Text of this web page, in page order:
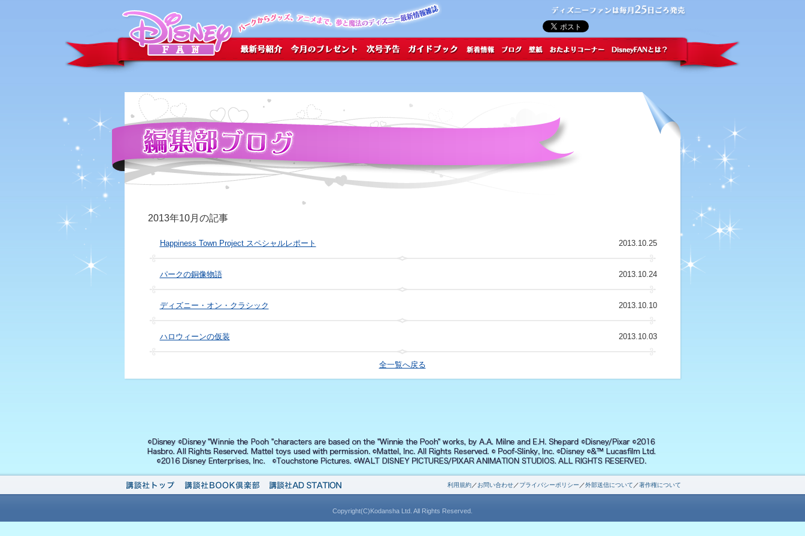
2013年10月の記事
2013.10.25
Happiness Town Project スペシャルレポート
2013.10.24
パークの銅像物語
2013.10.10
ディズニー・オン・クラシック
2013.10.03
ハロウィーンの仮装
全一覧へ戻る
利用規約／お問い合わせ／プライバシーポリシー ／外部送信について ／著作権について
Copyright(C)Kodansha Ltd. All Rights Reserved.